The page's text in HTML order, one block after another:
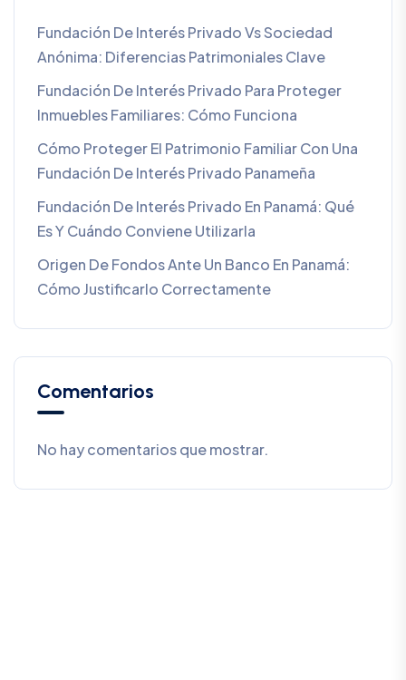
Fundación De Interés Privado Vs Sociedad
Anónima: Diferencias Patrimoniales Clave
Fundación De Interés Privado Para Proteger
Inmuebles Familiares: Cómo Funciona
Cómo Proteger El Patrimonio Familiar Con Una
Fundación De Interés Privado Panameña
Fundación De Interés Privado En Panamá: Qué
Es Y Cuándo Conviene Utilizarla
Origen De Fondos Ante Un Banco En Panamá:
Cómo Justificarlo Correctamente
Comentarios
No hay comentarios que mostrar.